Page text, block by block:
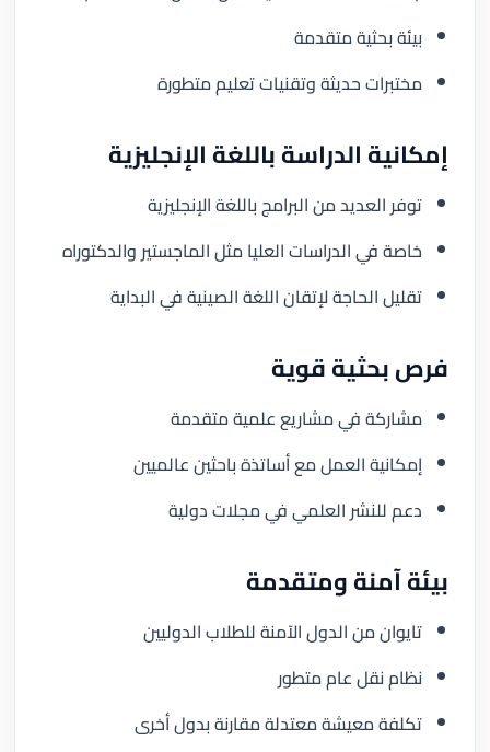
بيئة بحثية متقدمة
مختبرات حديثة وتقنيات تعليم متطورة
إمكانية الدراسة باللغة الإنجليزية
توفر العديد من البرامج باللغة الإنجليزية
خاصة في الدراسات العليا مثل الماجستير والدكتوراه
تقليل الحاجة لإتقان اللغة الصينية في البداية
فرص بحثية قوية
مشاركة في مشاريع علمية متقدمة
إمكانية العمل مع أساتذة باحثين عالميين
دعم للنشر العلمي في مجلات دولية
بيئة آمنة ومتقدمة
تايوان من الدول الآمنة للطلاب الدوليين
نظام نقل عام متطور
تكلفة معيشة معتدلة مقارنة بدول أخرى